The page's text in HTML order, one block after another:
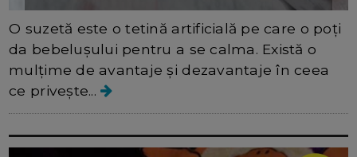
O suzetă este o tetină artificială pe care o poți
da bebelușului pentru a se calma. Există o
mulțime de avantaje și dezavantaje în ceea
ce privește...